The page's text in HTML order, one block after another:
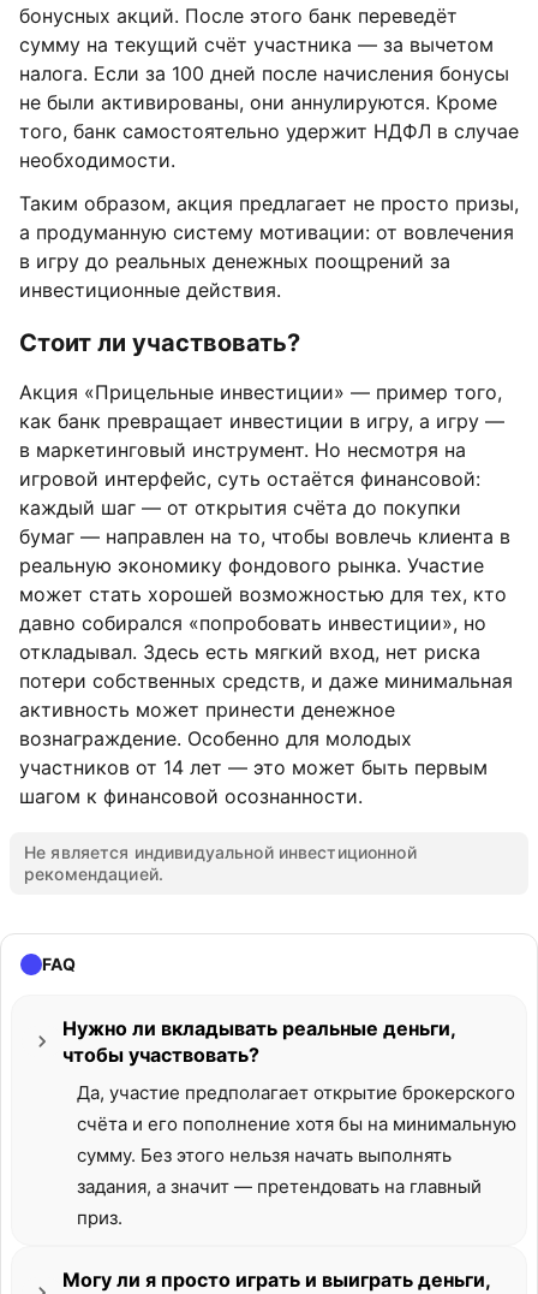
бонусных акций. После этого банк переведёт
сумму на текущий счёт участника — за вычетом
налога. Если за 100 дней после начисления бонусы
не были активированы, они аннулируются. Кроме
того, банк самостоятельно удержит НДФЛ в случае
необходимости.
Таким образом, акция предлагает не просто призы,
а продуманную систему мотивации: от вовлечения
в игру до реальных денежных поощрений за
инвестиционные действия.
Стоит ли участвовать?
Акция «Прицельные инвестиции» — пример того,
как банк превращает инвестиции в игру, а игру —
в маркетинговый инструмент. Но несмотря на
игровой интерфейс, суть остаётся финансовой:
каждый шаг — от открытия счёта до покупки
бумаг — направлен на то, чтобы вовлечь клиента в
реальную экономику фондового рынка. Участие
может стать хорошей возможностью для тех, кто
давно собирался «попробовать инвестиции», но
откладывал. Здесь есть мягкий вход, нет риска
потери собственных средств, и даже минимальная
активность может принести денежное
вознаграждение. Особенно для молодых
участников от 14 лет — это может быть первым
шагом к финансовой осознанности.
Не является индивидуальной инвестиционной
рекомендацией.
FAQ
Нужно ли вкладывать реальные деньги,
чтобы участвовать?
Да, участие предполагает открытие брокерского
счёта и его пополнение хотя бы на минимальную
сумму. Без этого нельзя начать выполнять
задания, а значит — претендовать на главный
приз.
Могу ли я просто играть и выиграть деньги,